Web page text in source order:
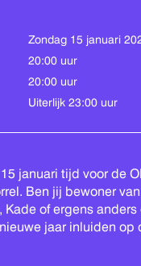
zondag 15 januari
20:00 uur
20:00 uur
Uiterlijk 23:00 uur
januari tijd voor de
Ben jij bewoner
of ergens anders
jaar inluiden op